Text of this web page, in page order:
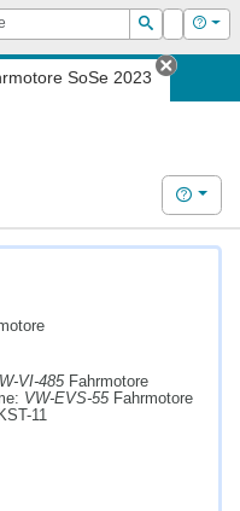
Suchen
Login Hilfe
SoSe 2023
Tab
Hilfe
VI-485Fahrmotore
VW-EVS-55Fahrmotore
11